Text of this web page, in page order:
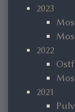
2023
2022
2021